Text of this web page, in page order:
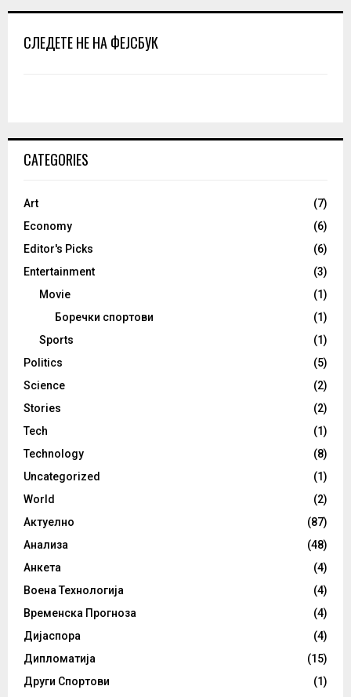
СЛЕДЕТЕ НЕ НА ФЕЈСБУК
CATEGORIES
Art
(7)
Economy
(6)
Editor's Picks
(6)
Entertainment
(3)
Movie
(1)
Боречки спортови
(1)
Sports
(1)
Politics
(5)
Science
(2)
Stories
(2)
Tech
(1)
Technology
(8)
Uncategorized
(1)
World
(2)
Актуелно
(87)
Анализа
(48)
Анкета
(4)
Воена Технологија
(4)
Временска Прогноза
(4)
Дијаспора
(4)
Дипломатија
(15)
Други Спортови
(1)